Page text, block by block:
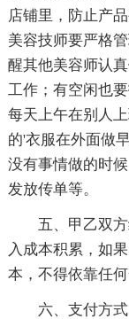
店铺里，防止产
美容技师要严格
醒其他美容师认
工作；有空闲也
每天上午在别人
的'衣服在外面做
没有事情做的时
发放传单等。
五、甲乙双
入成本积累，如
本，不得依靠任何
六、支付方